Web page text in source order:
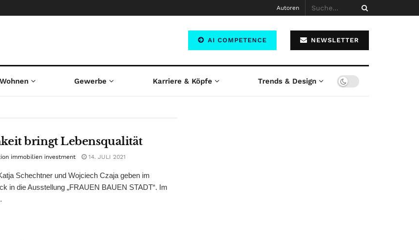
Autoren
AI COMPETENCE NEWSLETTER
Wohnen Gewerbe Karriere & Köpfe Trends & Design
bringt Lebensqualität
immobilien investment 14. JULI 2021
Schechtner und Wojciech Czaja geben im
in die Ausstellung „FRAUEN BAUEN STADT“. Im